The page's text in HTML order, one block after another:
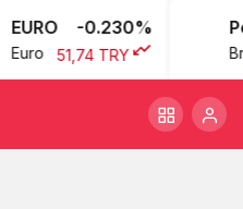
EURO -0.230%
Euro 51,74 TRY